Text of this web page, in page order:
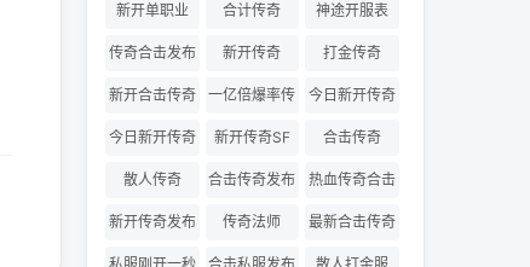
新开单职业 合计传奇 神途开服表
传奇合击发布
网
新开传奇 打金传奇
新开合击传奇
一亿倍爆率传
奇
今日新开传奇
三私服
今日新开传奇 新开传奇SF 合击传奇
散人传奇
合击传奇发布
网
热血传奇合击
版
新开传奇发布
网
传奇法师
最新合击传奇
私服